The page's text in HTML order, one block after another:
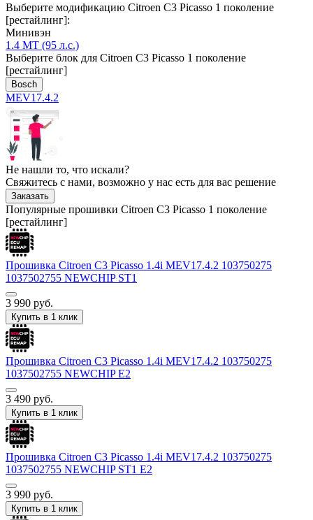
Выберите модификацию Citroen C3 Picasso 1 поколение
[рестайлинг]:
Минивэн
1.4 MT (95 л.с.)
Выберите блок для Citroen C3 Picasso 1 поколение
[рестайлинг]
Bosch
MEV17.4.2
Не нашли то, что искали?
Свяжитесь с нами, возможно у нас есть для вас решение
Заказать
Популярные прошивки Citroen C3 Picasso 1 поколение
[рестайлинг]
Прошивка Citroen С3 Picasso 1.4i MEV17.4.2 103750275
1037502755 NEWCHIP ST1
3 990 руб.
Купить в 1 клик
Прошивка Citroen С3 Picasso 1.4i MEV17.4.2 103750275
1037502755 NEWCHIP E2
3 490 руб.
Купить в 1 клик
Прошивка Citroen С3 Picasso 1.4i MEV17.4.2 103750275
1037502755 NEWCHIP ST1 E2
3 990 руб.
Купить в 1 клик